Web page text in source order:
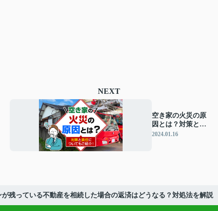
NEXT
空き家の火災の原
因とは？対策と責
任についてもご紹
2024.01.16
が残っている不動産を相続した場合の返済はどうなる？対処法を解説